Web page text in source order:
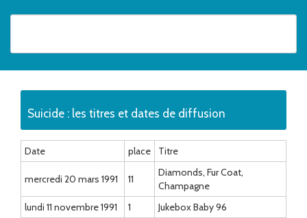
Suicide : les titres et dates de diffusion
Date place Titre
mercredi 20 mars 1991 11
Diamonds, Fur Coat,
Champagne
lundi 11 novembre 1991
1
Jukebox Baby 96